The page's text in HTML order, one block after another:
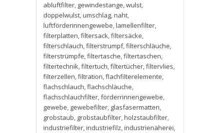
abluftfilter, gewindestange,wulst,
doppelwulst,umschlag,naht,
luftförderinnengewebe,lamellenfilter,
filterplatten,filtersack,filtersäcke,
filterschlauch,filterstrumpf,filterschläuche,
filterstrümpfe,filtertasche,filtertaschen,
filtertechnik,filtertuch,filtertücher,filtervlies,
filterzellen,filtration,flachfilterelemente,
flachschlauch,flachschläuche,
flachschlauchfilter,förderrinnengewebe,
gewebe, gewebefilter, glasfasermatten,
grobstaub, grobstaubfilter,holzstaubfilter,
industriefilter,industriefilz,industrienäherei,